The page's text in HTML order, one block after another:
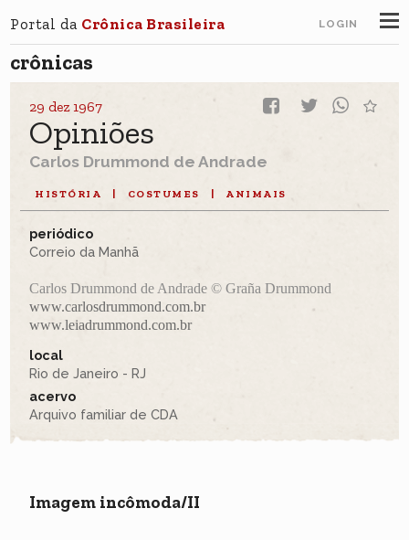
Portal da Crônica Brasileira LOGIN
crônicas
29 dez 1967
Opiniões
Carlos Drummond de Andrade
HISTÓRIA COSTUMES ANIMAIS
periódico
Correio da Manhã
Carlos Drummond de Andrade © Graña Drummond
www.carlosdrummond.com.br
www.leiadrummond.com.br
local
Rio de Janeiro - RJ
acervo
Arquivo familiar de CDA
Imagem incômoda/II